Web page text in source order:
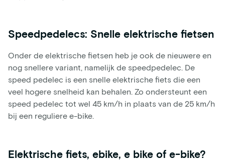
Speedpedelecs: Snelle elektrische fietsen
Onder de elektrische fietsen heb je ook de nieuwere en
nog snellere variant, namelijk de speedpedelec. De
speed pedelec is een snelle elektrische fiets die een
veel hogere snelheid kan behalen. Zo ondersteunt een
speed pedelec tot wel 45 km/h in plaats van de 25 km/h
bij een reguliere e-bike.
Elektrische fiets, ebike, e bike of e-bike?